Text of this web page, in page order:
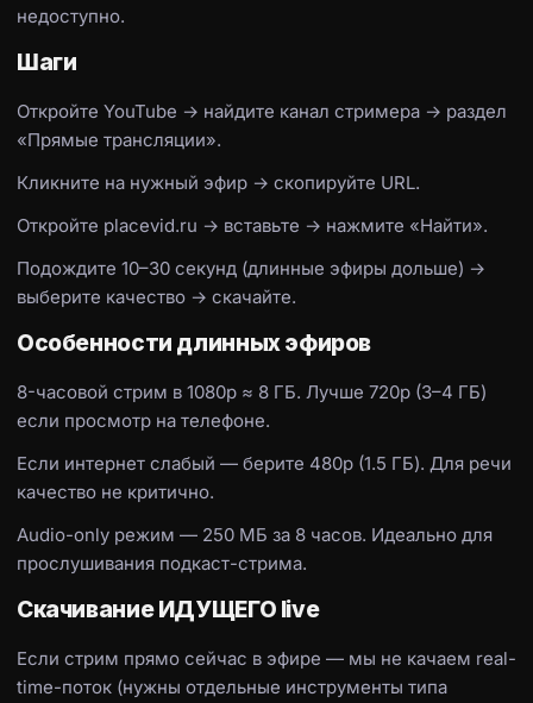
недоступно.
Шаги
Откройте YouTube → найдите канал стримера → раздел
«Прямые трансляции».
Кликните на нужный эфир → скопируйте URL.
Откройте placevid.ru → вставьте → нажмите «Найти».
Подождите 10–30 секунд (длинные эфиры дольше) →
выберите качество → скачайте.
Особенности длинных эфиров
8-часовой стрим в 1080p ≈ 8 ГБ. Лучше 720p (3–4 ГБ)
если просмотр на телефоне.
Если интернет слабый — берите 480p (1.5 ГБ). Для речи
качество не критично.
Audio-only режим — 250 МБ за 8 часов. Идеально для
прослушивания подкаст-стрима.
Скачивание ИДУЩЕГО live
Если стрим прямо сейчас в эфире — мы не качаем real-
time-поток (нужны отдельные инструменты типа